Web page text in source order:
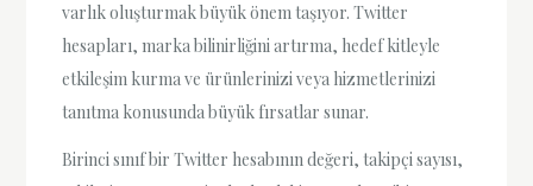
varlık oluşturmak büyük önem taşıyor. Twitter
hesapları, marka bilinirliğini artırma, hedef kitleyle
etkileşim kurma ve ürünlerinizi veya hizmetlerinizi
tanıtma konusunda büyük fırsatlar sunar.
Birinci sınıf bir Twitter hesabının değeri, takipçi sayısı,